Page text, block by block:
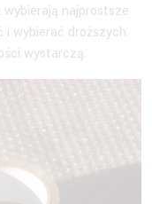
najprostsze
i wybierać droższych
wystarczą.